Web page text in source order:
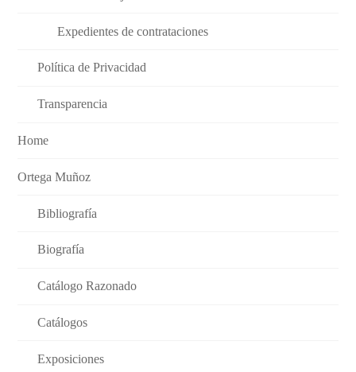
Expedientes de contrataciones
Política de Privacidad
Transparencia
Home
Ortega Muñoz
Bibliografía
Biografía
Catálogo Razonado
Catálogos
Exposiciones